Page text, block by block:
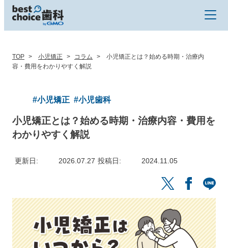
TOP 小児矯正 コラム
小児矯正とは？始める時期・治療内
容・費用をわかりやすく解説
#小児矯正 #小児歯科
小児矯正とは？始める時期・治療内容・費用を
わかりやすく解説
更新日 2026.07.27 投稿日 2024.11.05